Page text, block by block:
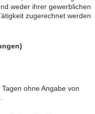
weder ihrer gewerblichen
zugerechnet werden
ohne Angabe von